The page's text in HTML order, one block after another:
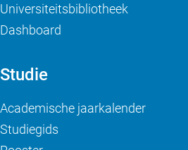
Universiteitsbibliotheek
Dashboard
Studie
Academische jaarkalender
Studiegids